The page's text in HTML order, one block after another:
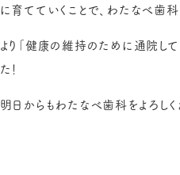
に育てていくことで、わたなべ歯科
より「健康の維持のために通院し
た！
明日からもわたなべ歯科をよろしく